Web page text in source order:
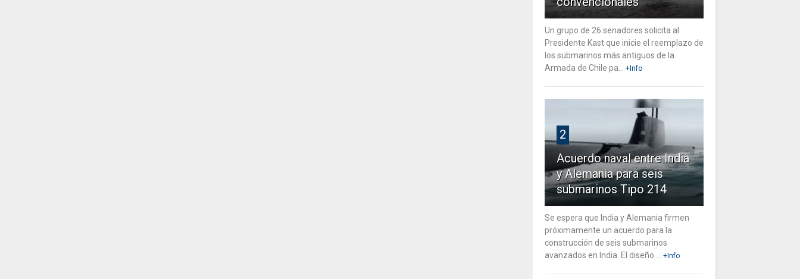
Un grupo de 26 senadores solicita al
Presidente Kast que inicie el reemplazo de
los submarinos más antiguos de la
Armada de Chile pa...
+Info
2
Acuerdo naval entre India
y Alemania para seis
submarinos Tipo 214
Se espera que India y Alemania firmen
próximamente un acuerdo para la
construcción de seis submarinos
avanzados en India. El diseño ...
+Info